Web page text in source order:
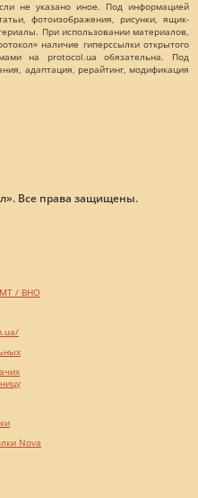
не указано иное. Под информацией
фотоизображения, рисунки, ящик-
При использовании материалов,
наличие гиперссылки открытого
на protocol.ua обязательна. Под
адаптация, рерайтинг, модификация
Все права защищены.
/ ВНО
Nova